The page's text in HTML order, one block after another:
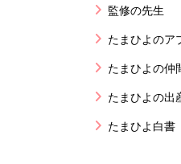
監修の先生
たまひよのア
たまひよの仲
たまひよの出
たまひよ白書